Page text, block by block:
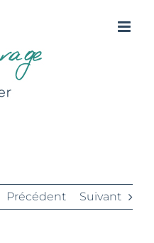
Précédent Suivant